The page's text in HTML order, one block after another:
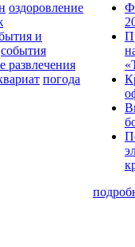
оздоровление
и
события
развлечения
погода